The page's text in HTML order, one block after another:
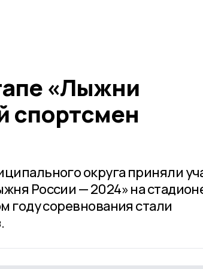
«Лыжни
спортсмен
округа приняли
России — 2024» на
году соревнования стали